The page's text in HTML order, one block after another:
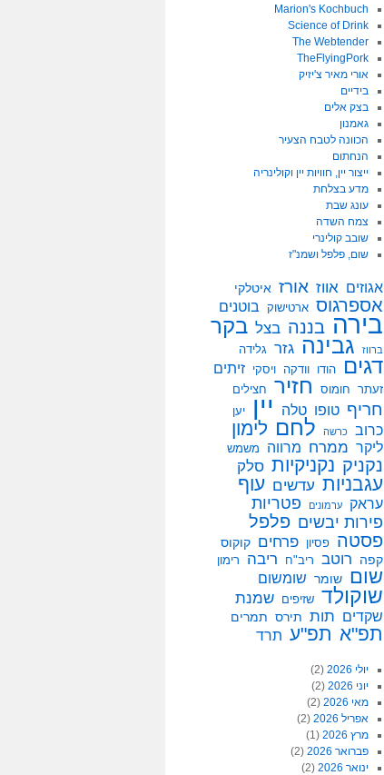
Marion's Kochbuch
Science of Drink
The Webtender
TheFlyingPork
אורי מאיר צ'יזיק
בידיים
בצק אלים
גאמנון
הכוונה לטבח הצעיר
הנחתום
ייצור יין, חוויות יין וקולינריה
מדע בצלחת
עונג שבת
צמח השדה
שובב קולינרי
שום, פלפל ושמנ"ז
אגוזים אווז אורז איטלקי
אספרגוס ארטישוק בוטנים
בירה בננה בצל בקר
ברווז גבינה גזר גלידה
דגים הודו וודקה ויסקי זיתים
זעתר חומוס חזיר חצילים
חריף טופו טלה יין יען
כרוב כרשה לחם לימון
ליקר ממרח מרווה משמש
נקניק נקניקיות סלק
עגבניות עדשים עוף
עראק ערמונים
פטריות
פירות יבשים פלפל
פסטה פסיון פרחים קוקוס
קפה
רוטב ריב"ח ריבה רימון
שום שומר שומשום
שוקולד שזיפים שמנת
שקדים תות תירס תמרים
תפ"א תפ"ע תרד
יולי 2026
(2)
יוני 2026
(2)
מאי 2026
(2)
אפריל 2026
(2)
מרץ 2026
(1)
פברואר 2026
(2)
ינואר 2026
(2)